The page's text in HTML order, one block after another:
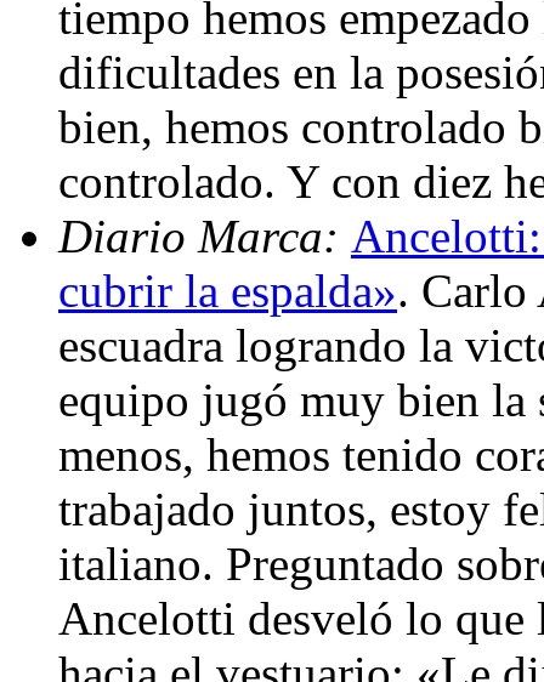
tiempo hemos
dificultades en la
bien, hemos controlado
controlado. Y con diez
Diario Marca:
cubrir la espalda». Carlo
escuadra logrando la
equipo jugó muy bien la
menos, hemos tenido
trabajado juntos, estoy
italiano. Preguntado
Ancelotti desveló lo que